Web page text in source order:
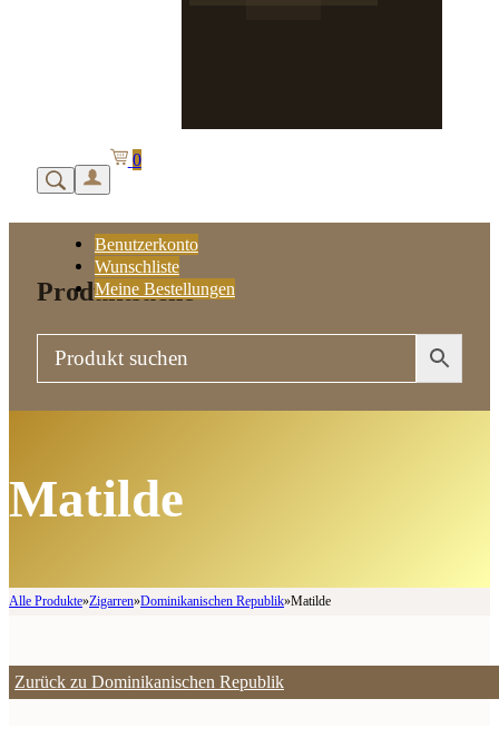
Benutzerkonto
Wunschliste
Meine Bestellungen
0
Produktsuche
Matilde
Alle Produkte»Zigarren»Dominikanischen Republik»Matilde
Zurück zu Dominikanischen Republik